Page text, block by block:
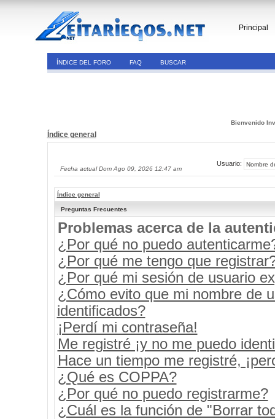
Principal
ÍNDICE DEL FORO FAQ BUSCAR
Bienvenido
Índice general
Fecha actual Dom Ago 09, 2026 12:47 am
Usuario:
Índice general
Preguntas Frecuentes
Problemas acerca de la
¿Por qué no puedo
¿Por qué me tengo que
¿Por qué mi sesión de usuario
¿Cómo evito que mi nombre de
identificados?
¡Perdí mi contraseña!
Me registré ¡y no me puedo
Hace un tiempo me registré,
¿Qué es COPPA?
¿Por qué no puedo registrarme?
¿Cuál es la función de "Borrar